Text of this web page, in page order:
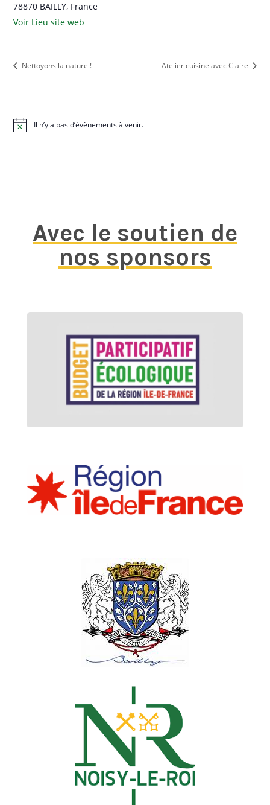
78870 BAILLY, France
Voir Lieu site web
Nettoyons la nature ! Atelier cuisine avec Claire
N
Il n’y a pas d’évènements à venir.
Avec le soutien de
nos sponsors